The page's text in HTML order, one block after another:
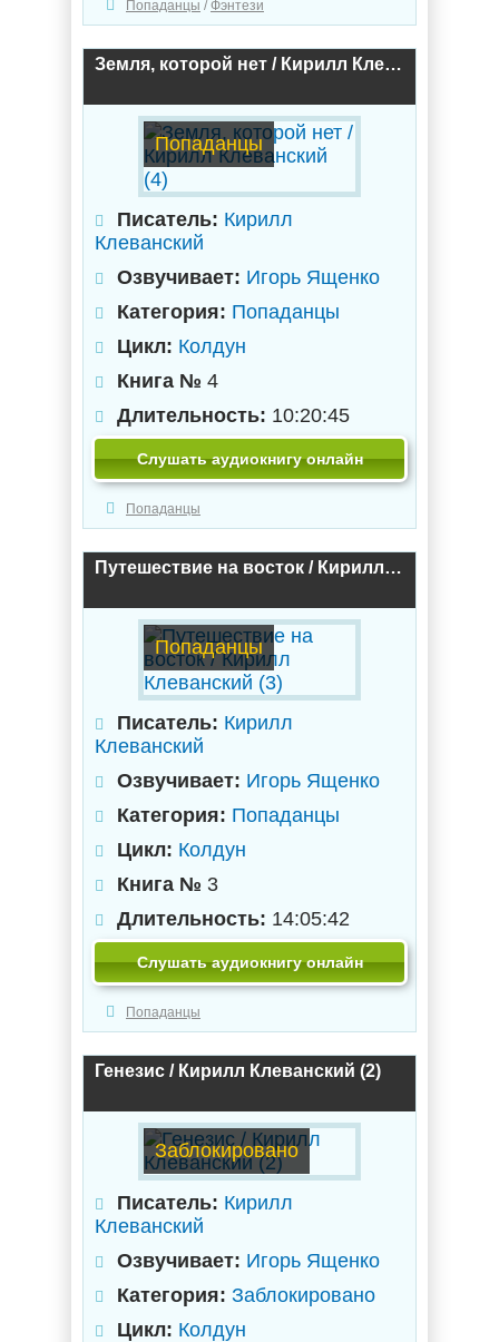
Попаданцы / Фэнтези
Земля, которой нет / Кирилл Клеванский (4)
Попаданцы
Писатель: Кирилл
Клеванский
Озвучивает: Игорь Ященко
Категория: Попаданцы
Цикл: Колдун
Книга № 4
Длительность: 10:20:45
Слушать аудиокнигу онлайн
Попаданцы
Путешествие на восток / Кирилл Клеванский (3)
Попаданцы
Писатель: Кирилл
Клеванский
Озвучивает: Игорь Ященко
Категория: Попаданцы
Цикл: Колдун
Книга № 3
Длительность: 14:05:42
Слушать аудиокнигу онлайн
Попаданцы
Генезис / Кирилл Клеванский (2)
Заблокировано
Писатель: Кирилл
Клеванский
Озвучивает: Игорь Ященко
Категория: Заблокировано
Цикл: Колдун